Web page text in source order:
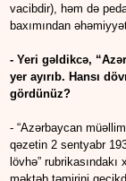
vacibdir), həm də
baxımından
- Yeri gəldikcə,
yer ayırıb. Hansı
gördünüz?
- “Azərbaycan
qəzetin 2 sentyabr
lövhə”